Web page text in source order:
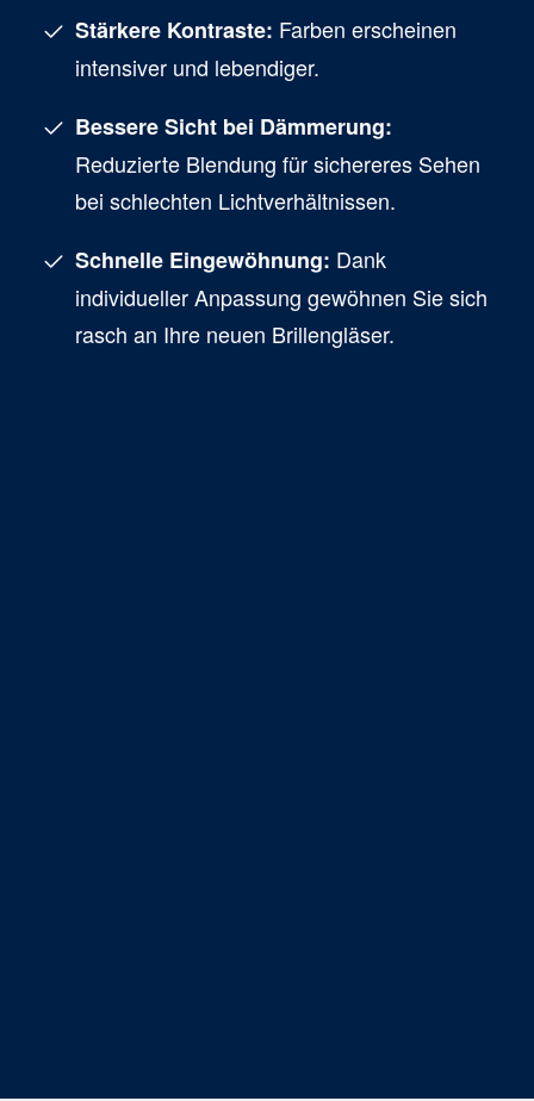
Stärkere Kontraste: Farben erscheinen
intensiver und lebendiger.
Bessere Sicht bei Dämmerung:
Reduzierte Blendung für sichereres Sehen
bei schlechten Lichtverhältnissen.
Schnelle Eingewöhnung: Dank
individueller Anpassung gewöhnen Sie sich
rasch an Ihre neuen Brillengläser.